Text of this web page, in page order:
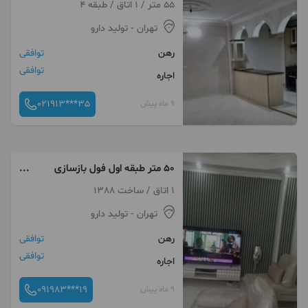
55 متر / 1 اتاق / طبقه 4
تهران - تولید دارو
رهن
توافقی
اجاره
توافقی
9 ماه پیش 021913***35
۵۰ متر طبقه اول فول بازسازی
نزدیک پارک مراکز خرید1 اتاق / ساخت 1388
تهران - تولید دارو
رهن
توافقی
اجاره
توافقی
9 ماه پیش 091983***19